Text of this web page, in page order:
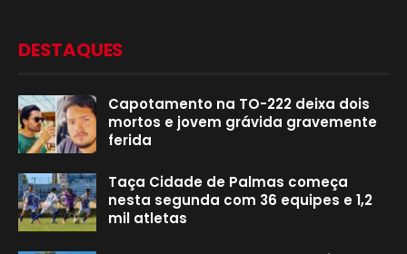
DESTAQUES
Capotamento na TO-222 deixa dois
mortos e jovem grávida gravemente
ferida
Taça Cidade de Palmas começa
nesta segunda com 36 equipes e 1,2
mil atletas